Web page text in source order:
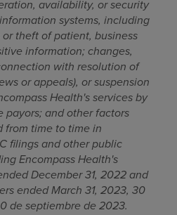
availability, or security
systems, including
theft of patient, business
information; changes,
with resolution of
or appeals), or suspension
Health's services by
and other factors
from time to time in
filings and other public
Encompass Health's
December 31, 2022 and
ended March 31, 2023, 30
de septiembre de 2023.